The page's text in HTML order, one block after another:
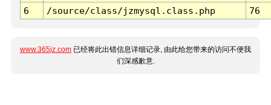
6
/source/class/jzmysql.class.php 76
www.365jz.com 已经将此出错信息详细记录, 由此给您带来的访问不便我
们深感歉意.